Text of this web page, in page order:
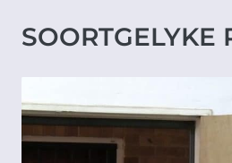
SOORTGELYKE